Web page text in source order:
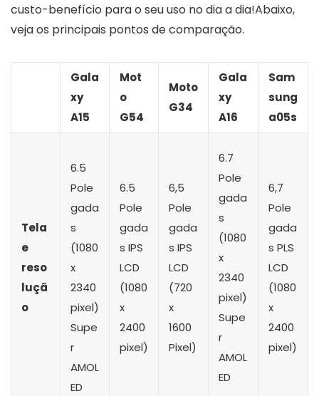
custo-benefício para o seu uso no dia a dia!Abaixo,
veja os principais pontos de comparação.
Gala
xy
A15
Mot
o
G54
Moto
G34
Gala
xy
A16
Sam
sung
a05s
Tela
e
reso
luçã
o
6.5
Pole
gada
s
(1080
x
2340
pixel)
Supe
r
AMOL
ED
6.5
Pole
gada
s IPS
LCD
(1080
x
2400
pixel)
6,5
Pole
gada
s IPS
LCD
(720
x
1600
Pixel)
6.7
Pole
gada
s
(1080
x
2340
pixel)
Supe
r
AMOL
ED
6,7
Pole
gada
s PLS
LCD
(1080
x
2400
pixel)